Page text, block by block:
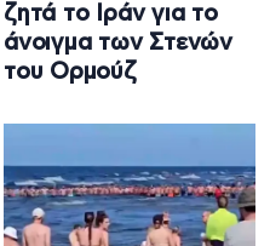
ζητά το Ιράν για το
άνοιγμα των Στενών
του Ορμούζ